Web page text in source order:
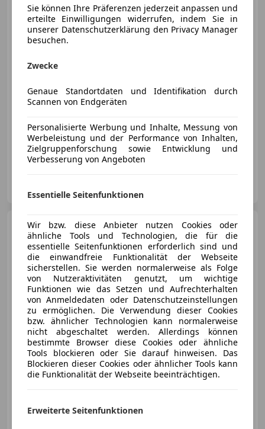
07/2015 174 197 km Diesel
283 kW (385 PS)
Finazierung ohne Anzahlung möglich!
Porsche 997911 997.1 GT3
CS Ö-Auto mit erw. Käfig
€ 144 900
03/2007 70 633 km Benzin
305 kW (415 PS)
FLAT6 Car Emotion GmbH
Sie können Ihre Präferenzen jederzeit anpassen und
erteilte Einwilligungen widerrufen, indem Sie in
unserer Datenschutzerklärung den Privacy Manager
besuchen.
Zwecke
Genaue Standortdaten und Identifikation durch
Scannen von Endgeräten
Personalisierte Werbung und Inhalte, Messung von
Werbeleistung und der Performance von Inhalten,
Zielgruppenforschung sowie Entwicklung und
Verbesserung von Angeboten
Essentielle Seitenfunktionen
Wir bzw. diese Anbieter nutzen Cookies oder
ähnliche Tools und Technologien, die für die
essentielle Seitenfunktionen erforderlich sind und
die einwandfreie Funktionalität der Webseite
sicherstellen. Sie werden normalerweise als Folge
von Nutzeraktivitäten genutzt, um wichtige
Funktionen wie das Setzen und Aufrechterhalten
von Anmeldedaten oder Datenschutzeinstellungen
zu ermöglichen. Die Verwendung dieser Cookies
bzw. ähnlicher Technologien kann normalerweise
nicht abgeschaltet werden. Allerdings können
bestimmte Browser diese Cookies oder ähnliche
Tools blockieren oder Sie darauf hinweisen. Das
Blockieren dieser Cookies oder ähnlicher Tools kann
die Funktionalität der Webseite beeinträchtigen.
Erweiterte Seitenfunktionen